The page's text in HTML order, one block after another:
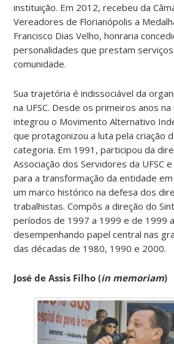
instituição. Em 2012, recebeu da
Vereadores de Florianópolis a
Francisco Dias Velho, honraria
personalidades que prestam
comunidade.
Sua trajetória é indissociável da
na UFSC. Desde os primeiros anos
integrou o Movimento Alternativo
que protagonizou a luta pela criação
categoria. Em 1991, participou da
Associação dos Servidores da UFSC
para a transformação da entidade
um marco histórico na defesa dos
trabalhistas. Compôs a direção do
períodos de 1997 a 1999 e de 1999
desempenhando papel central nas
das décadas de 1980, 1990 e 2000.
José de Assis Filho (in memoriam)